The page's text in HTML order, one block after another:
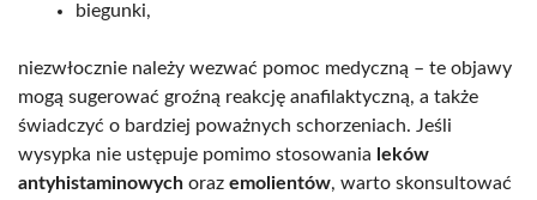
biegunki,
niezwłocznie należy wezwać pomoc medyczną – te objawy
mogą sugerować groźną reakcję anafilaktyczną, a także
świadczyć o bardziej poważnych schorzeniach. Jeśli
wysypka nie ustępuje pomimo stosowania leków
antyhistaminowych oraz emolientów, warto skonsultować